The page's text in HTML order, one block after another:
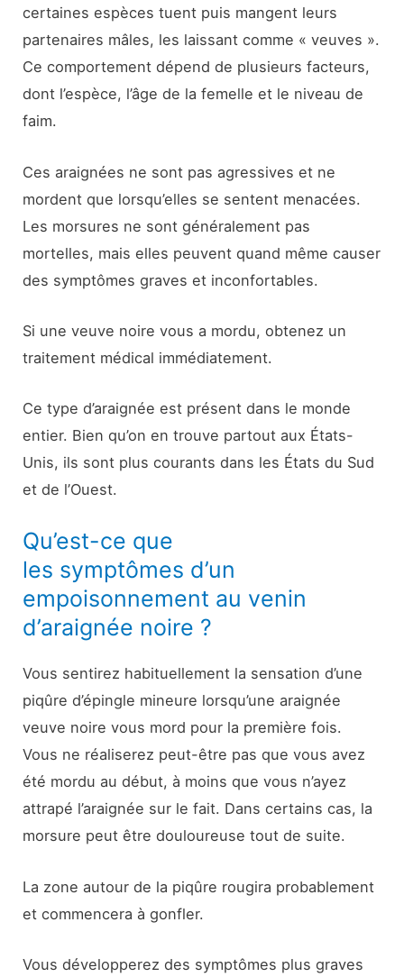
certaines espèces tuent puis mangent leurs
partenaires mâles, les laissant comme « veuves ».
Ce comportement dépend de plusieurs facteurs,
dont l’espèce, l’âge de la femelle et le niveau de
faim.
Ces araignées ne sont pas agressives et ne
mordent que lorsqu’elles se sentent menacées.
Les morsures ne sont généralement pas
mortelles, mais elles peuvent quand même causer
des symptômes graves et inconfortables.
Si une veuve noire vous a mordu, obtenez un
traitement médical immédiatement.
Ce type d’araignée est présent dans le monde
entier. Bien qu’on en trouve partout aux États-
Unis, ils sont plus courants dans les États du Sud
et de l’Ouest.
Qu’est-ce que
les symptômes d’un
empoisonnement au venin
d’araignée noire ?
Vous sentirez habituellement la sensation d’une
piqûre d’épingle mineure lorsqu’une araignée
veuve noire vous mord pour la première fois.
Vous ne réaliserez peut-être pas que vous avez
été mordu au début, à moins que vous n’ayez
attrapé l’araignée sur le fait. Dans certains cas, la
morsure peut être douloureuse tout de suite.
La zone autour de la piqûre rougira probablement
et commencera à gonfler.
Vous développerez des symptômes plus graves